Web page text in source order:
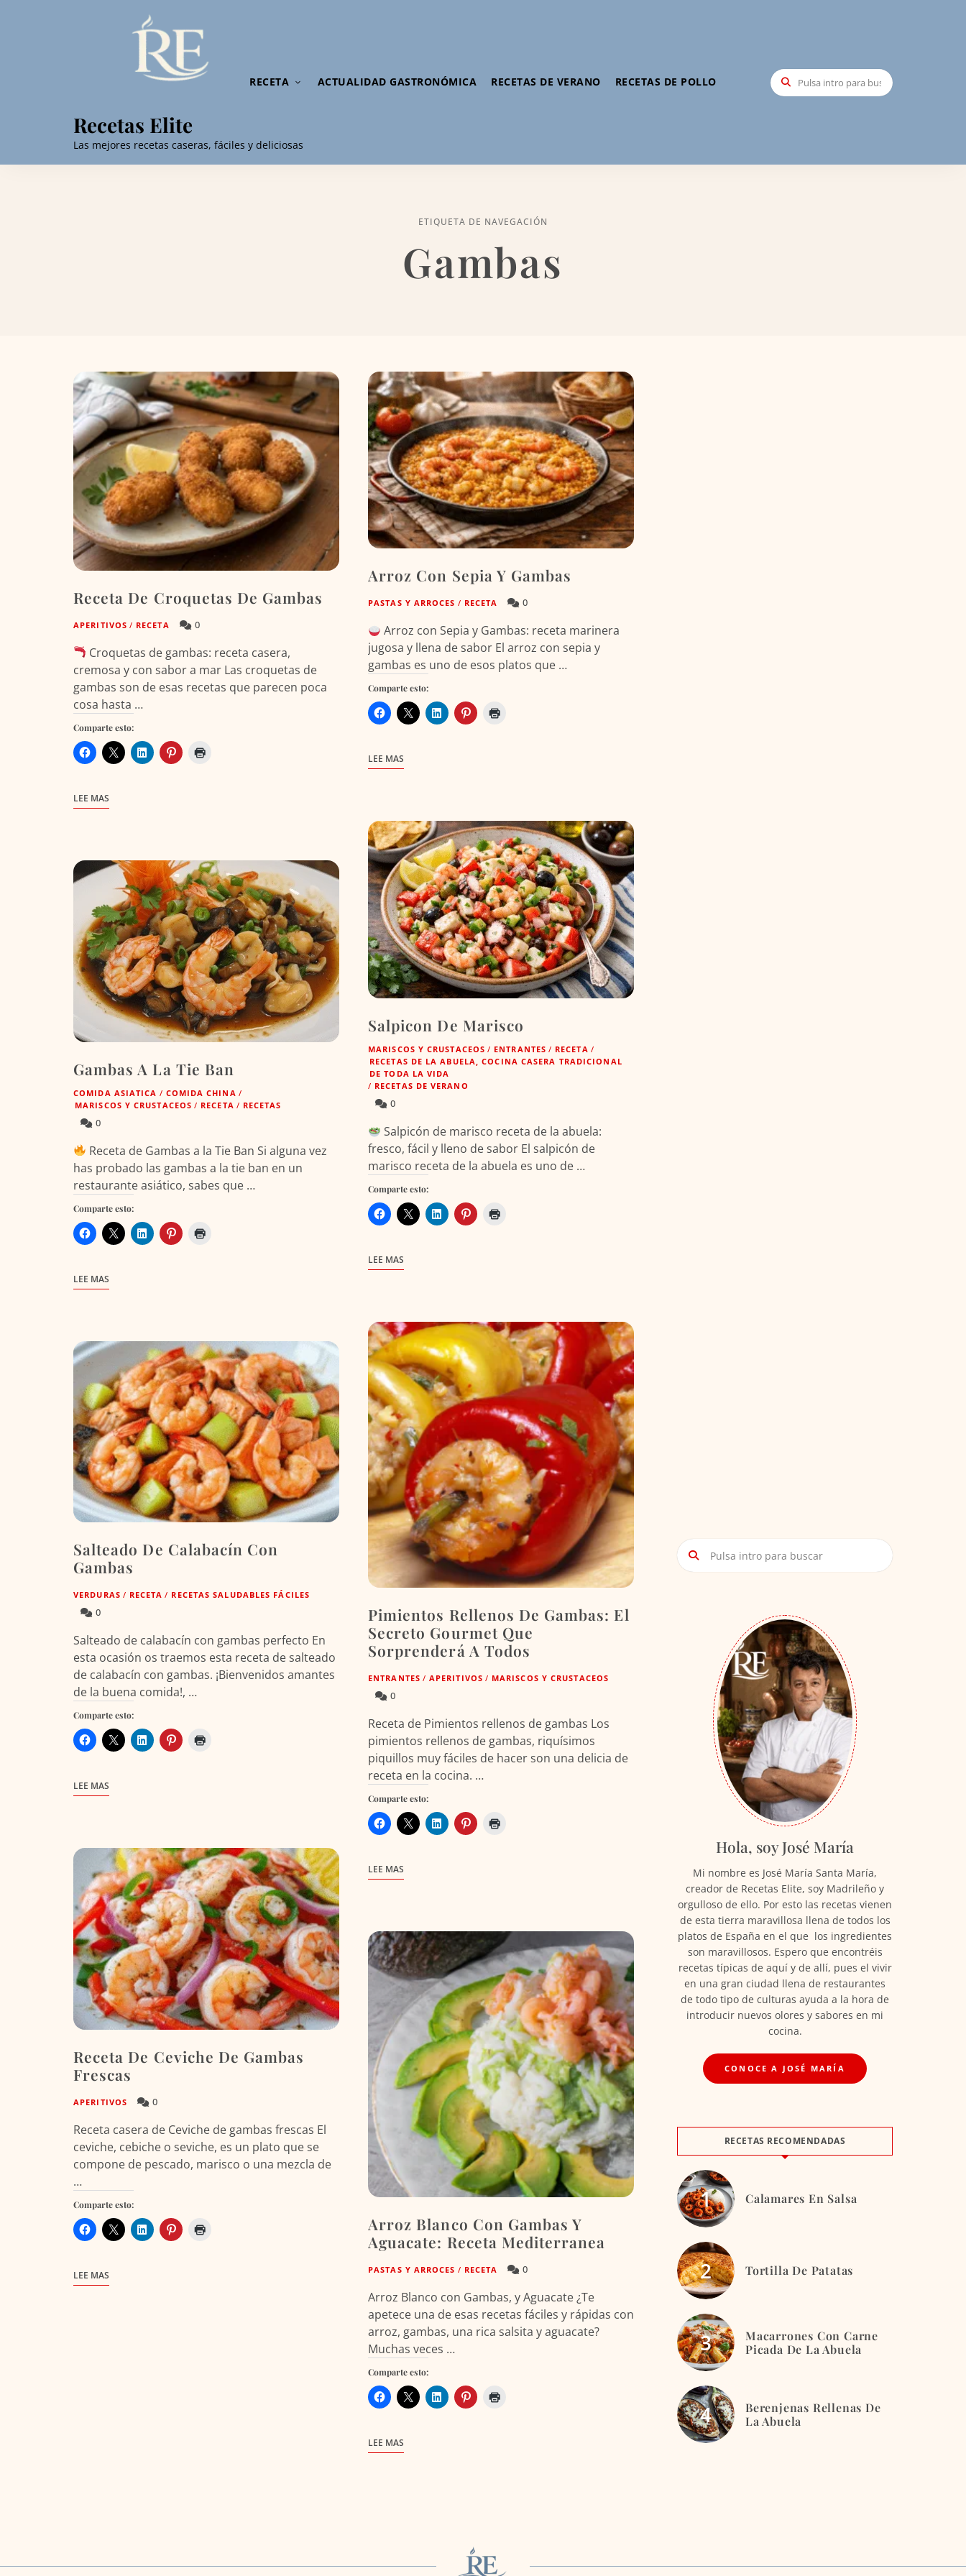
Recetas Elite
Las mejores recetas caseras, fáciles y deliciosas
RECETA ACTUALIDAD GASTRONÓMICA RECETAS DE VERANO RECETAS DE POLLO
ETIQUETA DE NAVEGACIÓN
Gambas
Receta De Croquetas De Gambas
APERITIVOS / RECETA 0
Croquetas de gambas: receta casera,
cremosa y con sabor a mar Las croquetas de
gambas son de esas recetas que parecen poca
cosa hasta …
Comparte esto:
LEE MAS
Gambas A La Tie Ban
COMIDA ASIATICA / COMIDA CHINA /
MARISCOS Y CRUSTACEOS / RECETA / RECETAS
0
Receta de Gambas a la Tie Ban Si alguna vez
has probado las gambas a la tie ban en un
restaurante asiático, sabes que …
Comparte esto:
LEE MAS
Salteado De Calabacín Con
Gambas
VERDURAS / RECETA / RECETAS SALUDABLES FÁCILES
0
Salteado de calabacín con gambas perfecto En
esta ocasión os traemos esta receta de salteado
de calabacín con gambas. ¡Bienvenidos amantes
de la buena comida!, …
Comparte esto:
LEE MAS
Receta De Ceviche De Gambas
Frescas
APERITIVOS 0
Receta casera de Ceviche de gambas frescas El
ceviche, cebiche o seviche, es un plato que se
compone de pescado, marisco o una mezcla de
…
Comparte esto:
LEE MAS
Arroz Con Sepia Y Gambas
PASTAS Y ARROCES / RECETA 0
Arroz con Sepia y Gambas: receta marinera
jugosa y llena de sabor El arroz con sepia y
gambas es uno de esos platos que …
Comparte esto:
LEE MAS
Salpicon De Marisco
MARISCOS Y CRUSTACEOS / ENTRANTES / RECETA /
RECETAS DE LA ABUELA, COCINA CASERA TRADICIONAL
DE TODA LA VIDA
/ RECETAS DE VERANO
0
Salpicón de marisco receta de la abuela:
fresco, fácil y lleno de sabor El salpicón de
marisco receta de la abuela es uno de …
Comparte esto:
LEE MAS
Pimientos Rellenos De Gambas: El
Secreto Gourmet Que
Sorprenderá A Todos
ENTRANTES / APERITIVOS / MARISCOS Y CRUSTACEOS
0
Receta de Pimientos rellenos de gambas Los
pimientos rellenos de gambas, riquísimos
piquillos muy fáciles de hacer son una delicia de
receta en la cocina. …
Comparte esto:
LEE MAS
Arroz Blanco Con Gambas Y
Aguacate: Receta Mediterranea
PASTAS Y ARROCES / RECETA 0
Arroz Blanco con Gambas, y Aguacate ¿Te
apetece una de esas recetas fáciles y rápidas con
arroz, gambas, una rica salsita y aguacate?
Muchas veces …
Comparte esto:
LEE MAS
Hola, soy José María
Mi nombre es José María Santa María,
creador de Recetas Elite, soy Madrileño y
orgulloso de ello. Por esto las recetas vienen
de esta tierra maravillosa llena de todos los
platos de España en el que los ingredientes
son maravillosos. Espero que encontréis
recetas típicas de aquí y de allí, pues el vivir
en una gran ciudad llena de restaurantes
de todo tipo de culturas ayuda a la hora de
introducir nuevos olores y sabores en mi
cocina.
CONOCE A JOSÉ MARÍA
RECETAS RECOMENDADAS
Calamares En Salsa
Tortilla De Patatas
Macarrones Con Carne
Picada De La Abuela
Berenjenas Rellenas De
La Abuela